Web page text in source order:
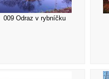
009 Odraz v rybníčku